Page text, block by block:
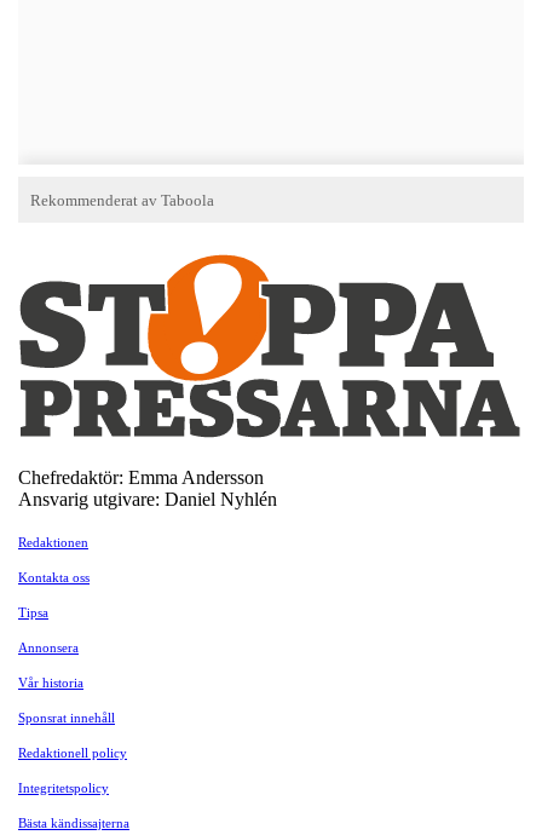
Chefredaktör: Emma Andersson
Ansvarig utgivare: Daniel Nyhlén
Redaktionen
Kontakta oss
Tipsa
Annonsera
Vår historia
Sponsrat innehåll
Redaktionell policy
Integritetspolicy
Bästa kändissajterna